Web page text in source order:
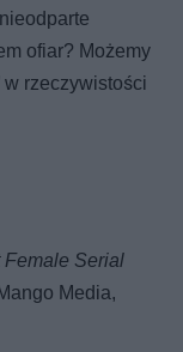
ofiar? Możemy
w rzeczywistości
Female Serial
Media,